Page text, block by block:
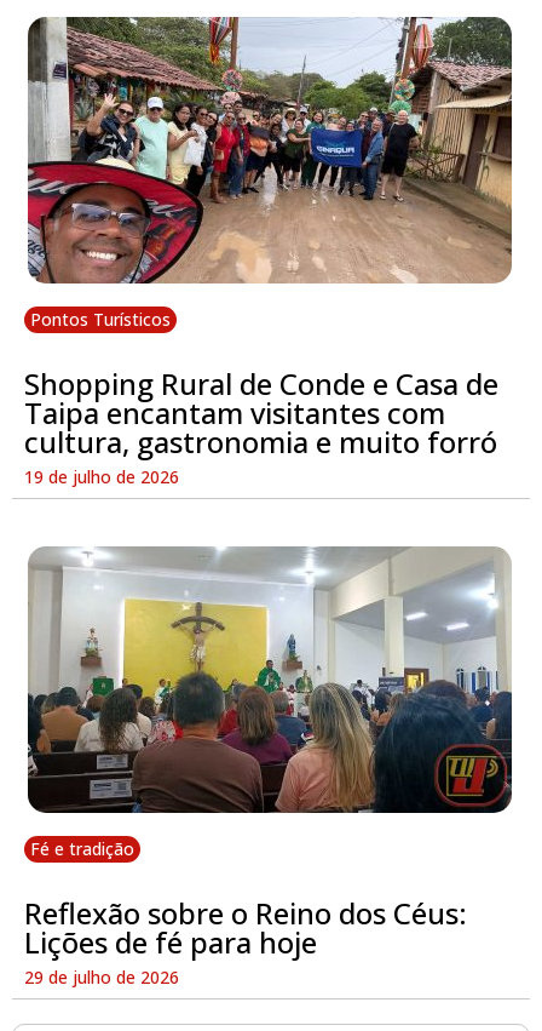
Pontos Turísticos
Shopping Rural de Conde e Casa de
Taipa encantam visitantes com
cultura, gastronomia e muito forró
19 de julho de 2026
Fé e tradição
Reflexão sobre o Reino dos Céus:
Lições de fé para hoje
29 de julho de 2026